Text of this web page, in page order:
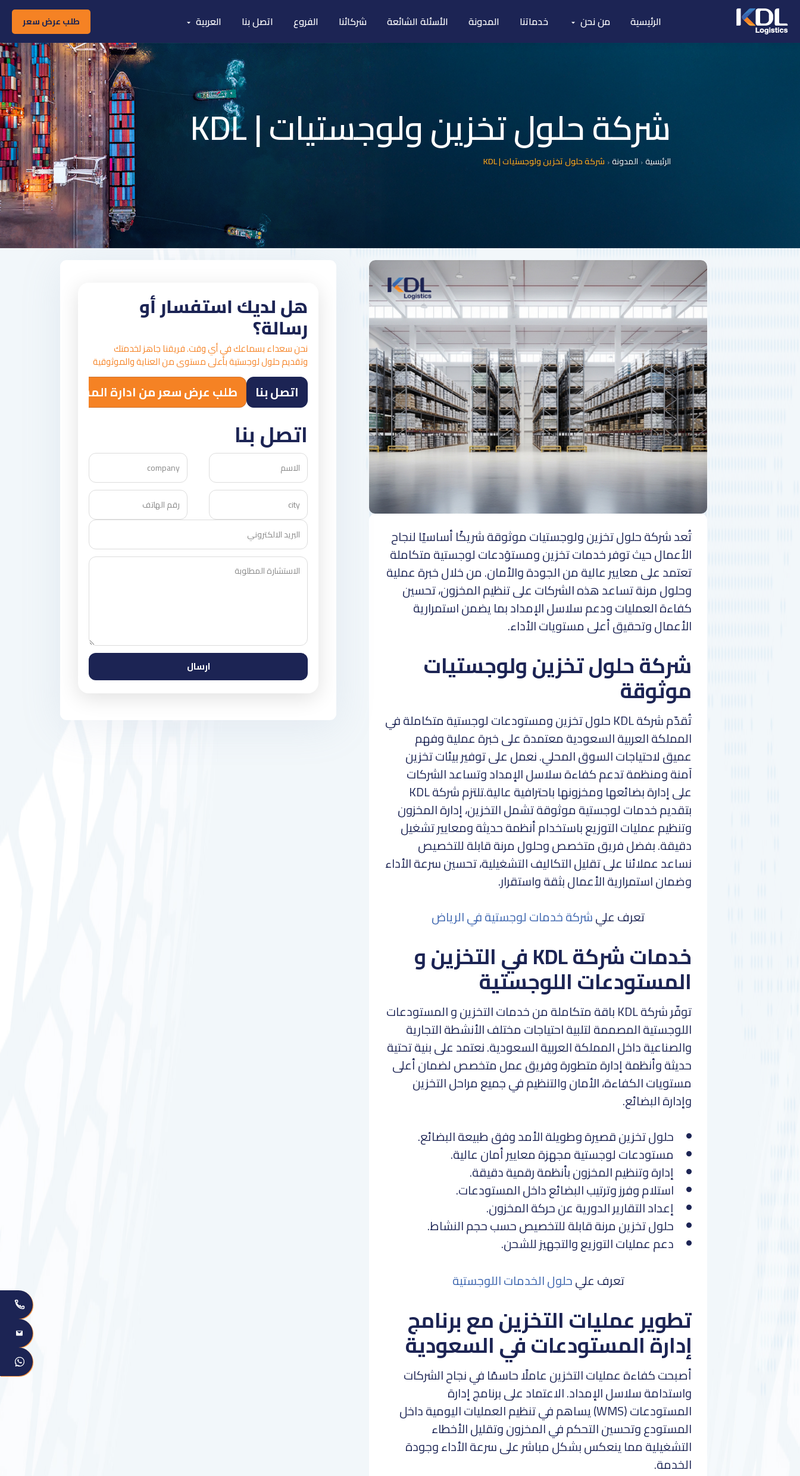
الرئيسية من نحن خدماتنا المدونة الأسئلة الشائعة شركائنا الفروع اتصل بنا العربية طلب عرض سعر
شركة حلول تخزين ولوجستيات | KDL
الرئيسية المدونة شركة حلول تخزين ولوجستيات | KDL
هل لديك استفسار أو
رسالة؟
نحن سعداء بسماعك في أي وقت. فريقنا جاهز لخدمتك
وتقديم حلول لوجستية بأعلى مستوى من العناية والموثوقية
اتصل بنا طلب عرض سعر من ادارة المستودعات
اتصل بنا
ارسال
تُعد شركة حلول تخزين ولوجستيات موثوقة شريكًا أساسيًا لنجاح
الأعمال حيث توفر خدمات تخزين ومستوَدعات لوجستية متكاملة
تعتمد على معايير عالية من الجودة والأمان. من خلال خبرة عملية
وحلول مرنة تساعد هذه الشركات على تنظيم المخزون، تحسين
كفاءة العمليات ودعم سلاسل الإمداد بما يضمن استمرارية
الأعمال وتحقيق أعلى مستويات الأداء.
شركة حلول تخزين ولوجستيات
موثوقة
تُقدّم شركة KDL حلول تخزين ومستودعات لوجستية متكاملة في
المملكة العربية السعودية معتمدة على خبرة عملية وفهم
عميق لاحتياجات السوق المحلي. نعمل على توفير بيئات تخزين
آمنة ومنظمة تدعم كفاءة سلاسل الإمداد وتساعد الشركات
على إدارة بضائعها ومخزونها باحترافية عالية.تلتزم شركة KDL
بتقديم خدمات لوجستية موثوقة تشمل التخزين، إدارة المخزون
وتنظيم عمليات التوزيع باستخدام أنظمة حديثة ومعايير تشغيل
دقيقة. بفضل فريق متخصص وحلول مرنة قابلة للتخصيص
نساعد عملائنا على تقليل التكاليف التشغيلية، تحسين سرعة الأداء
وضمان استمرارية الأعمال بثقة واستقرار.
تعرف عليشركة خدمات لوجستية في الرياض
خدمات شركة KDL في التخزين و
المستودعات اللوجستية
توفّر شركة KDL باقة متكاملة من خدمات التخزين و المستودعات
اللوجستية المصممة لتلبية احتياجات مختلف الأنشطة التجارية
والصناعية داخل المملكة العربية السعودية. نعتمد على بنية تحتية
حديثة وأنظمة إدارة متطورة وفريق عمل متخصص لضمان أعلى
مستويات الكفاءة، الأمان والتنظيم في جميع مراحل التخزين
وإدارة البضائع.
حلول تخزين قصيرة وطويلة الأمد وفق طبيعة البضائع.
مستودعات لوجستية مجهزة معايير أمان عالية.
إدارة وتنظيم المخزون بأنظمة رقمية دقيقة.
استلام وفرز وترتيب البضائع داخل المستودعات.
إعداد التقارير الدورية عن حركة المخزون.
حلول تخزين مرنة قابلة للتخصيص حسب حجم النشاط.
دعم عمليات التوزيع والتجهيز للشحن.
تعرف عليحلول الخدمات اللوجستية
تطوير عمليات التخزين مع برنامج
إدارة المستودعات في السعودية
أصبحت كفاءة عمليات التخزين عاملًا حاسمًا في نجاح الشركات
واستدامة سلاسل الإمداد. الاعتماد على برنامج إدارة
المستودعات (WMS) يساهم في تنظيم العمليات اليومية داخل
المستودع وتحسين التحكم في المخزون وتقليل الأخطاء
التشغيلية مما ينعكس بشكل مباشر على سرعة الأداء وجودة
الخدمة.